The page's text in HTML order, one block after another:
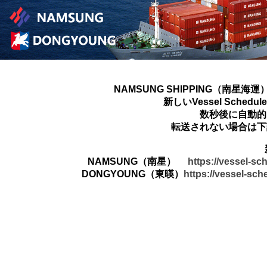
NAMSUNG SHIPPING（南星海運
新しいVessel
数秒後に自動
転送されない場合は
NAMSUNG（南星）
https://vessel-
DONGYOUNG（東暎）
https://vessel-